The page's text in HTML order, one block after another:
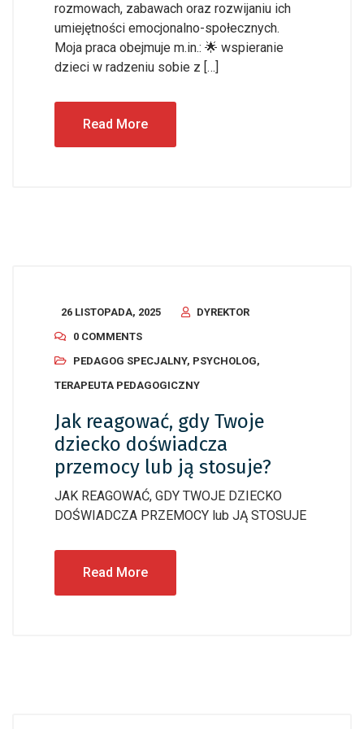
rozmowach, zabawach oraz rozwijaniu ich
umiejętności emocjonalno-społecznych.
Moja praca obejmuje m.in.: 🌟 wspieranie
dzieci w radzeniu sobie z […]
Read More
26 LISTOPADA, 2025
DYREKTOR
0 COMMENTS
PEDAGOG SPECJALNY, PSYCHOLOG,
TERAPEUTA PEDAGOGICZNY
Jak reagować, gdy Twoje
dziecko doświadcza
przemocy lub ją stosuje?
JAK REAGOWAĆ, GDY TWOJE DZIECKO
DOŚWIADCZA PRZEMOCY lub JĄ STOSUJE
Read More